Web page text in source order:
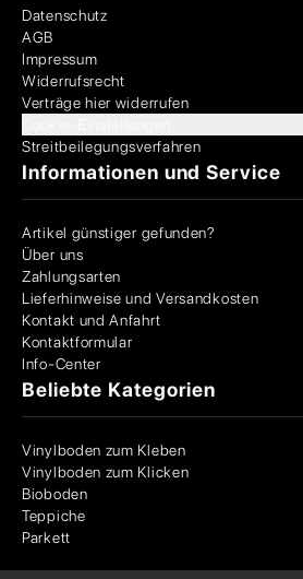
Datenschutz
AGB
Impressum
Widerrufsrecht
Verträge hier widerrufen
Streitbeilegungsverfahren
Informationen und Service
Artikel günstiger gefunden?
Über uns
Zahlungsarten
Lieferhinweise und Versandkosten
Kontakt und Anfahrt
Kontaktformular
Info-Center
Beliebte Kategorien
Vinylboden zum Kleben
Vinylboden zum Klicken
Bioboden
Teppiche
Parkett